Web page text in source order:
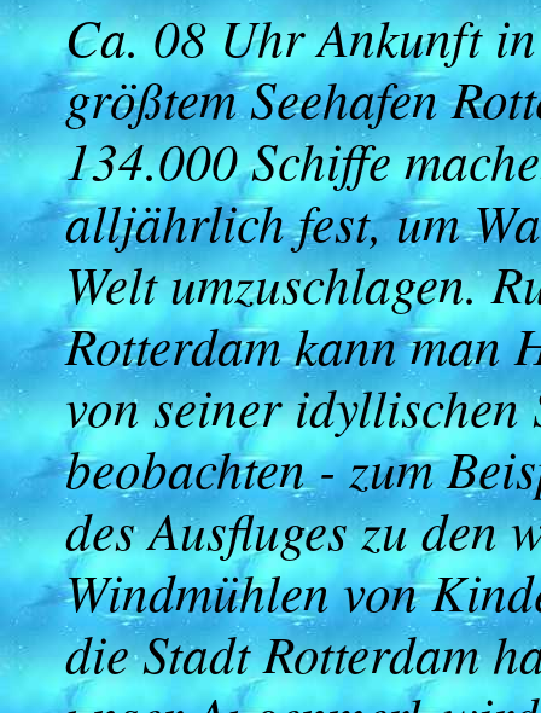
Ca. 08 Uhr Ankunft
größtem Seehafen
134.000 Schiffe
alljährlich fest, um
Welt umzuschlagen.
Rotterdam kann man
von seiner idyllischen
beobachten - zum
des Ausfluges zu den
Windmühlen von
die Stadt Rotterdam